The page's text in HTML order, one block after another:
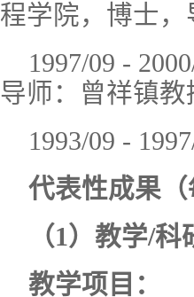
程学院，博士
1997/09 -
导师：曾祥镇教
1993/09 -
代表性成果
（1）教学/科
教学项目：